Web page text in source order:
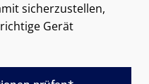
sicherzustellen,
Gerät